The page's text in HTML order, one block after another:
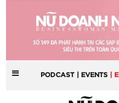
PODCAST | EVENTS |